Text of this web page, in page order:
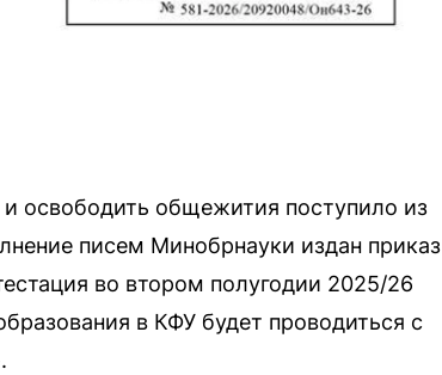
и освободить общежития поступило из
писем Минобрнауки издан приказ
во втором полугодии 2025/26
в КФУ будет проводиться с